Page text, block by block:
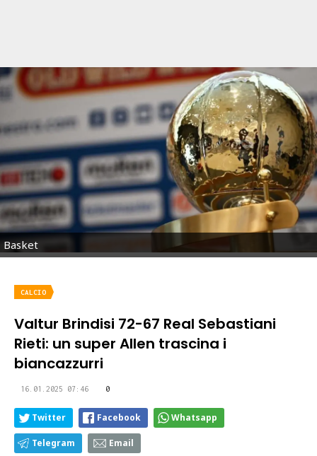
Basket
CALCIO
Valtur Brindisi 72-67 Real Sebastiani
Rieti: un super Allen trascina i
biancazzurri
16.01.2025 07:46 0
Twitter Facebook Whatsapp
Telegram Email